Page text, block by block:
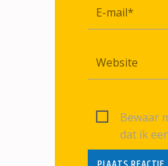
Bewaar
dat ik